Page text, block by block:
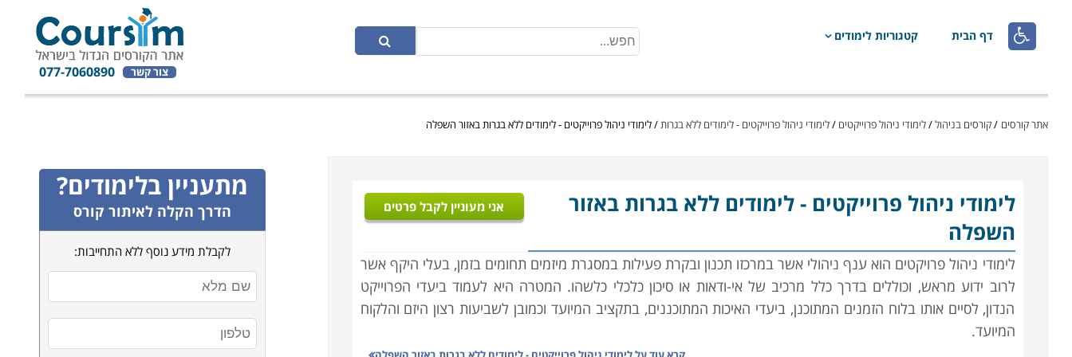
 דף הבית קטגוריות לימודים
צור קשר 077-7060890
אתר קורסים /קורסים בניהול/לימודי ניהול פרוייקטים /לימודי ניהול פרוייקטים - לימודים ללא בגרות/לימודי ניהול פרוייקטים - לימודים ללא בגרות באזור השפלה
לימודי ניהול פרוייקטים- לימודים ללא בגרות באזור
השפלה
אני מעוניין לקבל פרטים
לימודי ניהול פרויקטים הוא ענף ניהולי אשר במרכזו תכנון ובקרת פעילות במסגרת מיזמים תחומים בזמן, בעלי היקף אשר
לרוב ידוע מראש, וכוללים בדרך כלל מרכיב של אי-ודאות או סיכון כלכלי כלשהו. המטרה היא לעמוד ביעדי הפרוייקט
הנדון, לסיים אותו בלוח הזמנים המתוכנן, ביעדי האיכות המתוכננים, בתקציב המיועד וכמובן לשביעות רצון היזם והלקוח
המיועד.
מתעניין בלימודים?
הדרך הקלה לאיתור קורס
לקבלת מידע נוסף ללא התחייבות: